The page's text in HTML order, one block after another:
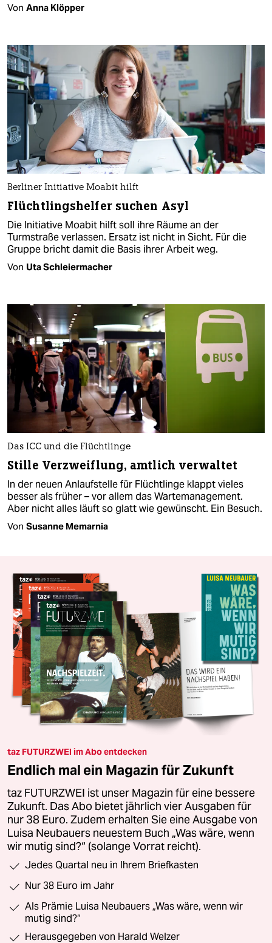
Von Anna Klöpper
Berliner Initiative Moabit hilft
Flüchtlingshelfer suchen Asyl
Die Initiative Moabit hilft soll ihre Räume an der
Turmstraße verlassen. Ersatz ist nicht in Sicht. Für die
Gruppe bricht damit die Basis ihrer Arbeit weg.
Von Uta Schleiermacher
Das ICC und die Flüchtlinge
Stille Verzweiflung, amtlich verwaltet
In der neuen Anlaufstelle für Flüchtlinge klappt vieles
besser als früher – vor allem das Wartemanagement.
Aber nicht alles läuft so glatt wie gewünscht. Ein Besuch.
Von Susanne Memarnia
taz FUTURZWEI im Abo entdecken
Endlich mal ein Magazin für Zukunft
taz FUTURZWEI ist unser Magazin für eine bessere
Zukunft. Das Abo bietet jährlich vier Ausgaben für
nur 38 Euro. Zudem erhalten Sie eine Ausgabe von
Luisa Neubauers neuestem Buch „Was wäre, wenn
wir mutig sind?“ (solange Vorrat reicht).
Jedes Quartal neu in Ihrem Briefkasten
Nur 38 Euro im Jahr
Als Prämie Luisa Neubauers „Was wäre, wenn wir
mutig sind?“
Herausgegeben von Harald Welzer